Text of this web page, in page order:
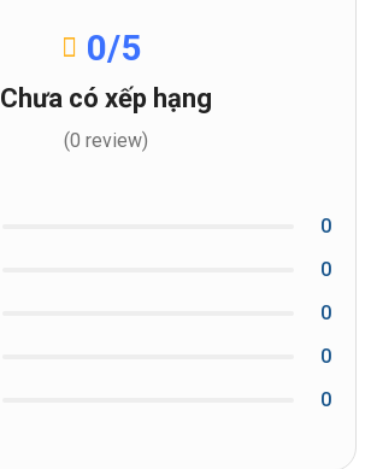
0/5
Chưa có xếp hạng
(0 review)
0
0
0
0
0